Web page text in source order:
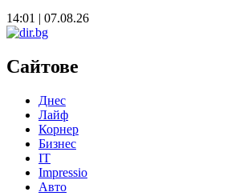
14:01 | 07.08.26
Сайтове
Днес
Лайф
Корнер
Бизнес
IT
Impressio
Авто